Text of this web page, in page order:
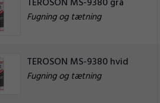
Fugning og tætning
TEROSON MS-9380 hvid
Fugning og tætning